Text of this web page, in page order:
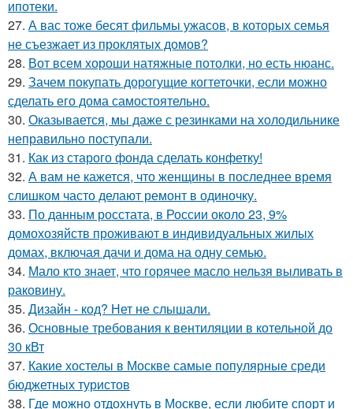
ипотеки.
27. А вас тоже бесят фильмы ужасов, в которых семья
не съезжает из проклятых домов?
28. Вот всем хороши натяжные потолки, но есть нюанс.
29. Зачем покупать дорогущие когтеточки, если можно
сделать его дома самостоятельно.
30. Оказывается, мы даже с резинками на холодильнике
неправильно поступали.
31. Как из старого фонда сделать конфетку!
32. А вам не кажется, что женщины в последнее время
слишком часто делают ремонт в одиночку.
33. По данным росстата, в России около 23, 9%
домохозяйств проживают в индивидуальных жилых
домах, включая дачи и дома на одну семью.
34. Мало кто знает, что горячее масло нельзя выливать в
раковину.
35. Дизайн - код? Нет не слышали.
36. Основные требования к вентиляции в котельной до
30 кВт
37. Какие хостелы в Москве самые популярные среди
бюджетных туристов
38. Где можно отдохнуть в Москве, если любите спорт и